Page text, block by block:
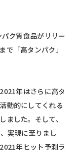
ク質食品がリリー
で「高タンパク」
年はさらに高タ
動的にしてくれる
ました。そして、
実現に至りまし
年ヒット予測ラ